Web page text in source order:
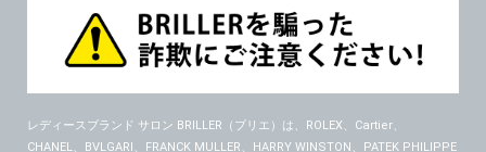
レディースブランド サロン BRILLER（ブリエ） は、ROLEX、Cartier、
CHANEL、BVLGARI、FRANCK MULLER、HARRY WINSTON、PATEK PHILIPPE